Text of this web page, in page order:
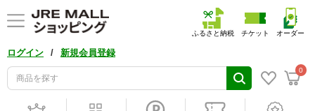
ログイン / 新規会員登録
0
ふるさと納税 チケット オーダー